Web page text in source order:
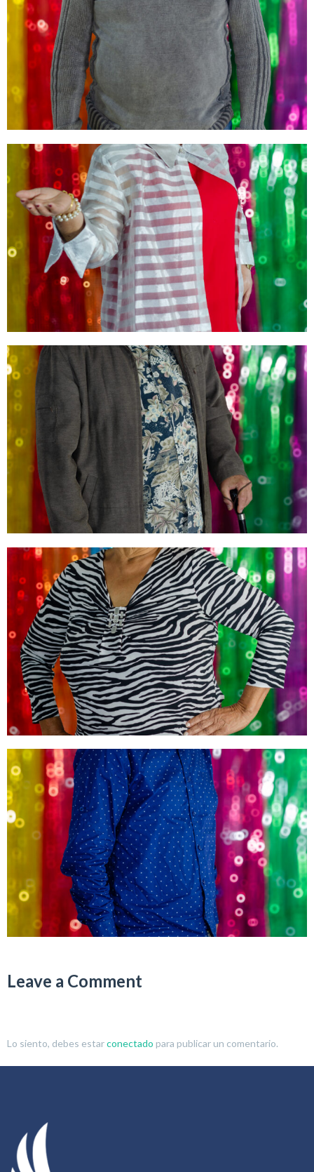
Leave a Comment
Lo siento, debes estarconectado para publicar un comentario.